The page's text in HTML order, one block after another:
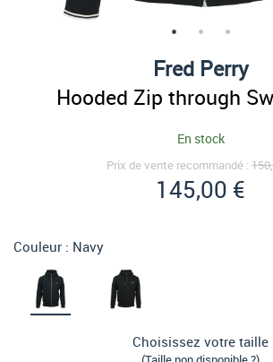
Fred Perry
Hooded Zip through
En stock
Prix de vente recommandé :
145,00 €
Couleur : Navy
Choisissez votre taille